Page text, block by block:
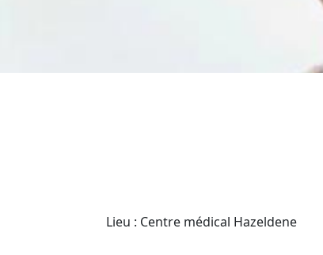
Lieu : Centre médical Hazeldene